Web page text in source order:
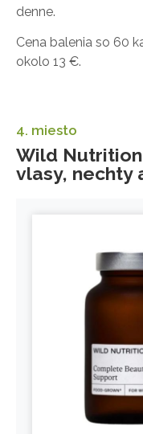
denne.
Cena balenia so 60
okolo 13 €.
4. miesto
Wild
vlasy, nechty